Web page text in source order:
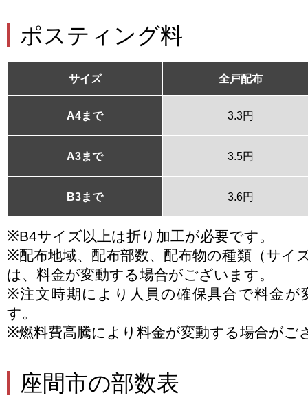
ポスティング料
サイズ 全戸配布
A4まで 3.3円
A3まで 3.5円
B3まで 3.6円
※B4サイズ以上は折り加工が必要です。
※配布地域、配布部数、配布物の種類（サイ
は、料金が変動する場合がございます。
※注文時期により人員の確保具合で料金が
す。
※燃料費高騰により料金が変動する場合がご
座間市の部数表